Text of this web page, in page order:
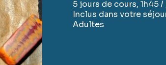
5 jours de cours, 1h45
Inclus dans votre
Adultes